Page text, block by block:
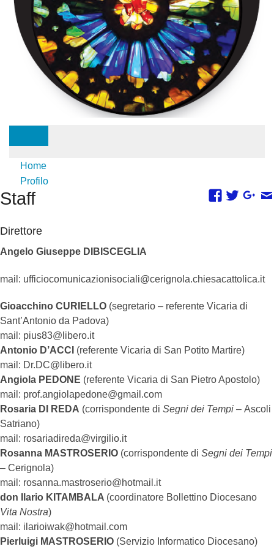
Home
Profilo
Staff
Fotogallery
Comunicati stampa
Stampa diocesana
Segni dei Tempi – Mensile
Avvenire – Pagina diocesana
Staff
Direttore
Angelo Giuseppe DIBISCEGLIA
mail: ufficiocomunicazionisociali@cerignola.chiesacattolica.it
Gioacchino CURIELLO (segretario – referente Vicaria di
Sant’Antonio da Padova)
mail: pius83@libero.it
Antonio D’ACCI (referente Vicaria di San Potito Martire)
mail: Dr.DC@libero.it
Angiola PEDONE (referente Vicaria di San Pietro Apostolo)
mail: prof.angiolapedone@gmail.com
Rosaria DI REDA (corrispondente di Segni dei Tempi – Ascoli
Satriano)
mail: rosariadireda@virgilio.it
Rosanna MASTROSERIO (corrispondente di Segni dei Tempi
– Cerignola)
mail: rosanna.mastroserio@hotmail.it
don Ilario KITAMBALA (coordinatore Bollettino Diocesano
Vita Nostra)
mail: ilarioiwak@hotmail.com
Pierluigi MASTROSERIO (Servizio Informatico Diocesano)